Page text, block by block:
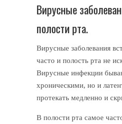
Вирусные
полости рта.
Вирусные заболевания
часто и полость рта не
Вирусные инфекции
хроническими, но и
протекать медленно и
В полости рта самое